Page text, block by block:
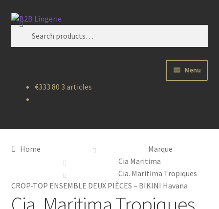
Aller
Aller
Search
Search
Menu
Boutique Pro
Marques
€333.80 3 articles
Home
Marque
Cia Maritima
Cia. Maritima Tropiques
CROP-TOP ENSEMBLE DEUX PIÈCES – BIKINI Havana